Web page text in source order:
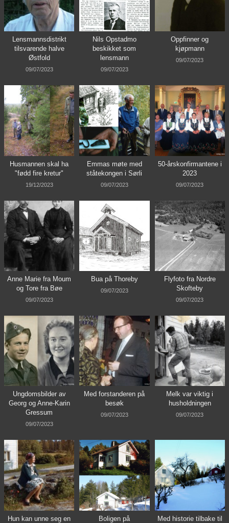
Lensmannsdistrikt
tilsvarende halve
Østfold
09/07/2023
Nils Opstadmo
beskikket som
lensmann
09/07/2023
Oppfinner og
kjøpmann
09/07/2023
Husmannen skal ha
"fødd fire kretur"
19/12/2023
Emmas møte med
ståtekongen i Sørli
09/07/2023
50-årskonfirmantene i
2023
09/07/2023
Anne Marie fra Moum
og Tore fra Bøe
09/07/2023
Bua på Thoreby
09/07/2023
Flyfoto fra Nordre
Skofteby
09/07/2023
Ungdomsbilder av
Georg og Anne-Karin
Gressum
09/07/2023
Med forstanderen på
besøk
09/07/2023
Melk var viktig i
husholdningen
09/07/2023
Hun kan unne seg en
Boligen på
Med historie tilbake til